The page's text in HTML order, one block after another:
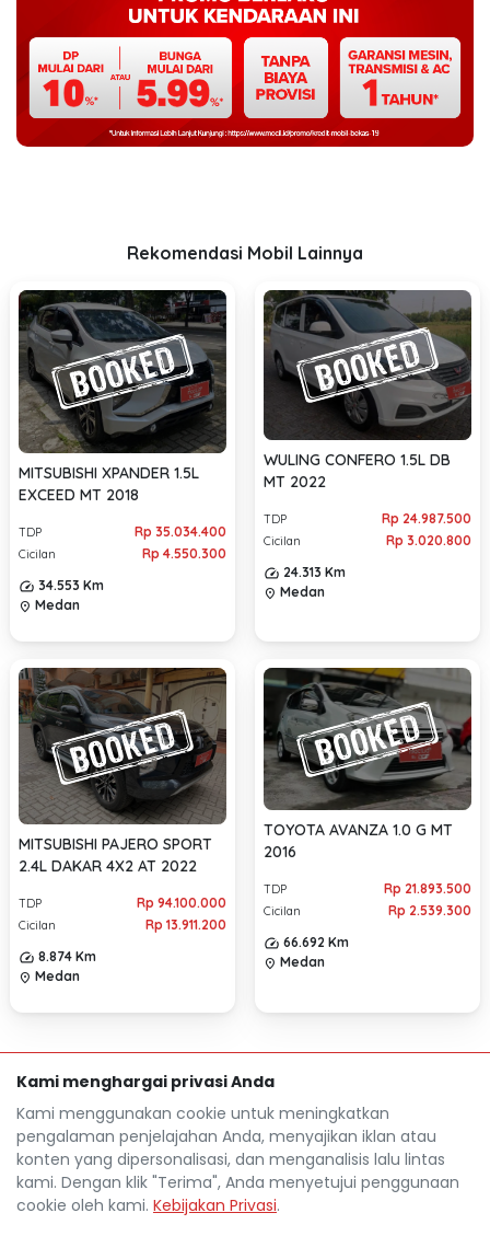
Rekomendasi Mobil Lainnya
MITSUBISHI XPANDER 1.5L
EXCEED MT 2018
TDP Rp 35.034.400
Cicilan
Rp 4.550.300
34.553 Km
location_on Medan
WULING CONFERO 1.5L DB
MT 2022
TDP Rp 24.987.500
Cicilan
Rp 3.020.800
24.313 Km
location_on Medan
MITSUBISHI PAJERO SPORT
2.4L DAKAR 4X2 AT 2022
TDP Rp 94.100.000
Cicilan
Rp 13.911.200
8.874 Km
location_on Medan
TOYOTA AVANZA 1.0 G MT
2016
TDP Rp 21.893.500
Cicilan
Rp 2.539.300
66.692 Km
location_on Medan
Kami menghargai privasi Anda
Kami menggunakan cookie untuk meningkatkan
pengalaman penjelajahan Anda, menyajikan iklan atau
konten yang dipersonalisasi, dan menganalisis lalu lintas
kami. Dengan klik "Terima", Anda menyetujui penggunaan
cookie oleh kami. Kebijakan Privasi.